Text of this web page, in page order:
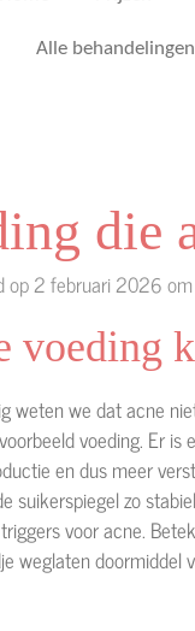
Alle behandelingen
die
op 2 februari 2026
voeding
weten we dat acne
voeding. Er
en dus meer
suikerspiegel zo
voor acne.
weglaten doormiddel